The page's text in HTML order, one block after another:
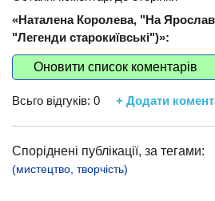
«Наталена Королева, "На
"Легенди старокиївські")»:
Оновити список коментарів
Всьго відгуків: 0 + Додати
Споріднені публікації, за тегами:
(мистецтво, творчість)